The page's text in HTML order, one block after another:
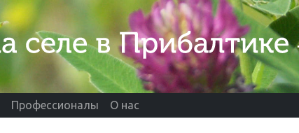
Профессионалы О нас